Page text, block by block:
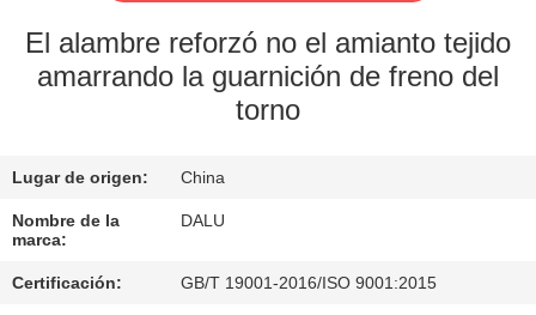
LA
FÁBRICA
DE
CALIDAD
El alambre reforzó no el amianto tejido
amarrando la guarnición de freno del
torno
Lugar de origen: China
Nombre de la
marca:
DALU
Certificación: GB/T 19001-2016/ISO 9001:2015